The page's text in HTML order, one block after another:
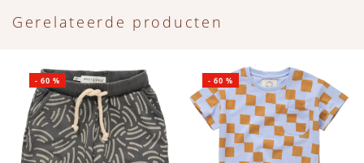
Gerelateerde producten
-60 % -60 %